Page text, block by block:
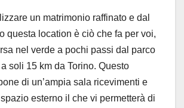
un matrimonio raffinato e dal
questa location è ciò che fa per voi,
nel verde a pochi passi dal parco
soli 15 km da Torino. Questo
di un’ampia sala ricevimenti e
esterno il che vi permetterà di